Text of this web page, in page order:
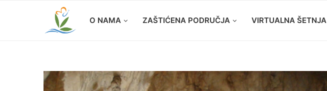
O NAMA ZAŠTIĆENA PODRUČJA VIRTUALNA ŠETNJA